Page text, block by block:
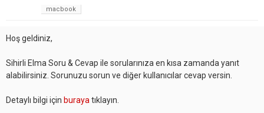
macbook
Hoş geldiniz,
Sihirli Elma Soru & Cevap ile sorularınıza en kısa zamanda yanıt
alabilirsiniz. Sorunuzu sorun ve diğer kullanıcılar cevap versin.
Detaylı bilgi için buraya tıklayın.